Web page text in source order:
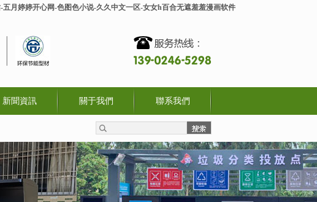
月婷婷开心网-色图色小说-久久中文一区-女女h百合无遮羞羞漫画软件
新聞資訊 關于我們 聯系我們